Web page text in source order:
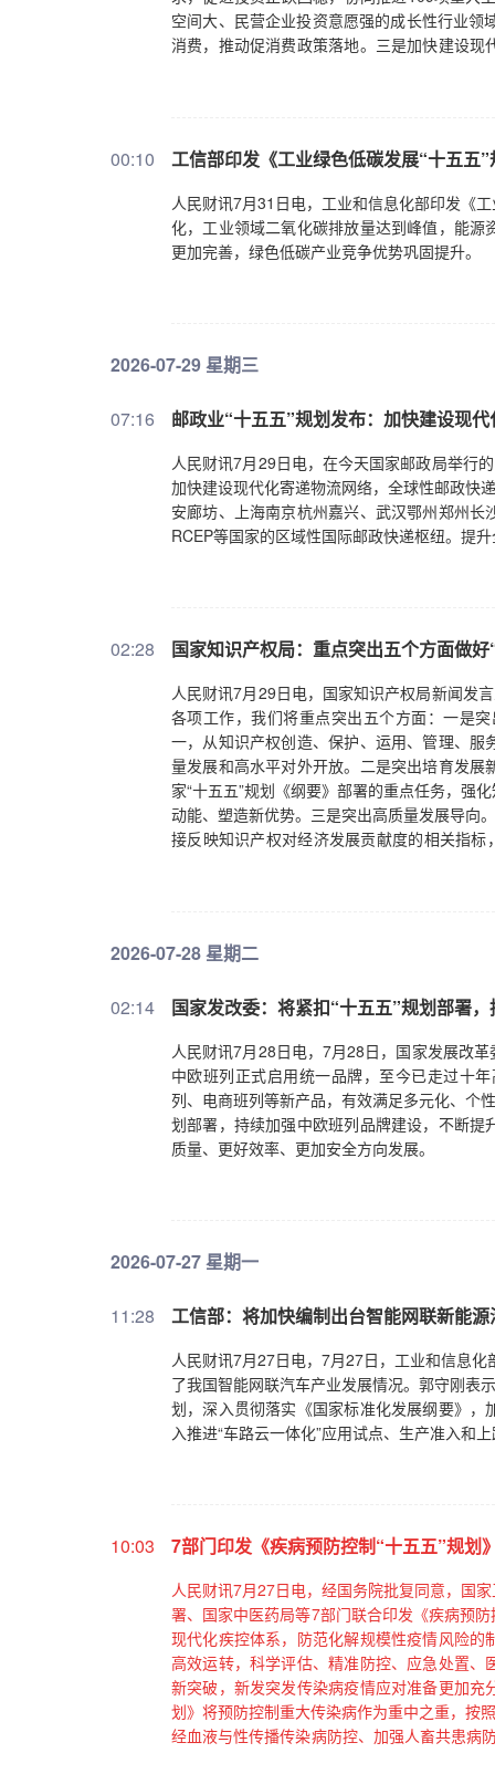
空间大、民营企业投资意愿强的成长性行业领
消费，推动促消费政策落地。三是加快建设
外资，提升对外投资管理服务水平，高质量
性，推动各地主动融入区域经济布局和国家
措并举加强民生保障，扎实做好稳就业工作
民生商品保供稳价，优化教育资源配置，提
基，加强能源资源安全保障，强化迎峰度夏、
00:10 工信部印发《工业绿色低碳发展“十五五
人民财讯7月31日电，工业和信息化部印发《
化，工业领域二氧化碳排放量达到峰值，能
更加完善，绿色低碳产业竞争优势巩固提升。
2026-07-29 星期三
07:16 邮政业“十五五”规划发布：加快建设现
人民财讯7月29日电，在今天国家邮政局举行
加快建设现代化寄递物流网络，全球性邮政快
安廊坊、上海南京杭州嘉兴、武汉鄂州郑州
RCEP等国家的区域性国际邮政快递枢纽。提
02:28 国家知识产权局：重点突出五个方面做
人民财讯7月29日电，国家知识产权局新闻发
各项工作，我们将重点突出五个方面：一是
一，从知识产权创造、保护、运用、管理、
量发展和高水平对外开放。二是突出培育发
家“十五五”规划《纲要》部署的重点任务，强
动能、塑造新优势。三是突出高质量发展导向
接反映知识产权对经济发展贡献度的相关指
展活力。
2026-07-28 星期二
02:14 国家发改委：将紧扣“十五五”规划部署
人民财讯7月28日电，7月28日，国家发展改
中欧班列正式启用统一品牌，至今已走过十
列、电商班列等新产品，有效满足多元化、个
划部署，持续加强中欧班列品牌建设，不断
质量、更好效率、更加安全方向发展。
2026-07-27 星期一
11:28 工信部：将加快编制出台智能网联新能
人民财讯7月27日电，7月27日，工业和信息
了我国智能网联汽车产业发展情况。郭守刚表
划，深入贯彻落实《国家标准化发展纲要》
入推进“车路云一体化”应用试点、生产准入和
10:03 7部门印发《疾病预防控制“十五五”规划
人民财讯7月27日电，经国务院批复同意，国
署、国家中医药局等7部门联合印发《疾病预
现代化疾控体系，防范化解规模性疫情风险
高效运转，科学评估、精准防控、应急处置
新突破，新发突发传染病疫情应对准备更加
划》将预防控制重大传染病作为重中之重，按
经血液与性传播传染病防控、加强人畜共患病